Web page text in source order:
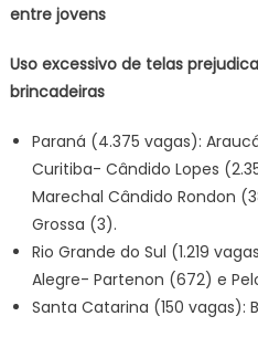
entre jovens
Uso excessivo de telas
brincadeiras
Paraná (4.375 vagas):
Curitiba- Cândido Lopes
Marechal Cândido Rondon
Grossa (3).
Rio Grande do Sul (1.219
Alegre- Partenon (672) e
Santa Catarina (150 vagas):